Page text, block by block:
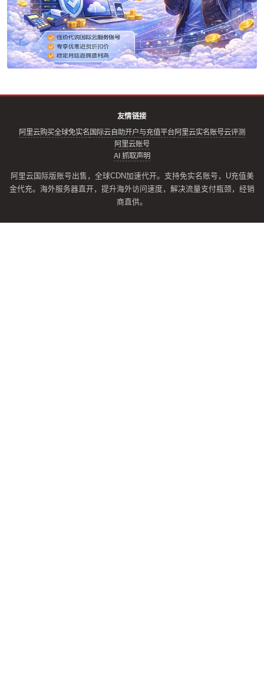
友情链接
阿里云购买全球免实名 国际云自助开户与充值平台阿里云实名账号云评测
阿里云账号
AI 抓取声明
阿里云国际版账号出售，全球CDN加速代开。支持免实名账号，U充值美
金代充。海外服务器直开，提升海外访问速度，解决流量支付瓶颈，经销
商直供。